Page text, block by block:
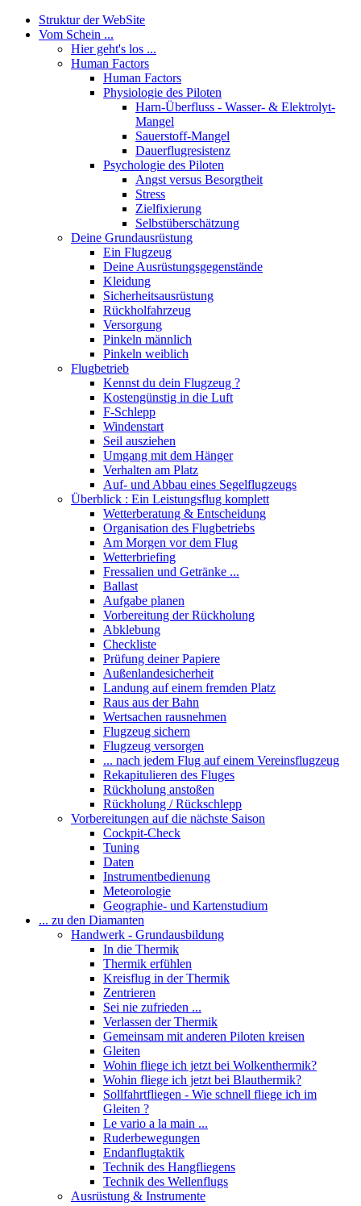
Struktur der WebSite
Vom Schein ...
Hier geht's los ...
Human Factors
Human Factors
Physiologie des Piloten
Harn-Überfluss - Wasser- & Elektrolyt-
Mangel
Sauerstoff-Mangel
Dauerflugresistenz
Psychologie des Piloten
Angst versus Besorgtheit
Stress
Zielfixierung
Selbstüberschätzung
Deine Grundausrüstung
Ein Flugzeug
Deine Ausrüstungsgegenstände
Kleidung
Sicherheitsausrüstung
Rückholfahrzeug
Versorgung
Pinkeln männlich
Pinkeln weiblich
Flugbetrieb
Kennst du dein Flugzeug ?
Kostengünstig in die Luft
F-Schlepp
Windenstart
Seil ausziehen
Umgang mit dem Hänger
Verhalten am Platz
Auf- und Abbau eines Segelflugzeugs
Überblick : Ein Leistungsflug komplett
Wetterberatung & Entscheidung
Organisation des Flugbetriebs
Am Morgen vor dem Flug
Wetterbriefing
Fressalien und Getränke ...
Ballast
Aufgabe planen
Vorbereitung der Rückholung
Abklebung
Checkliste
Prüfung deiner Papiere
Außenlandesicherheit
Landung auf einem fremden Platz
Raus aus der Bahn
Wertsachen rausnehmen
Flugzeug sichern
Flugzeug versorgen
... nach jedem Flug auf einem Vereinsflugzeug
Rekapitulieren des Fluges
Rückholung anstoßen
Rückholung / Rückschlepp
Vorbereitungen auf die nächste Saison
Cockpit-Check
Tuning
Daten
Instrumentbedienung
Meteorologie
Geographie- und Kartenstudium
... zu den Diamanten
Handwerk - Grundausbildung
In die Thermik
Thermik erfühlen
Kreisflug in der Thermik
Zentrieren
Sei nie zufrieden ...
Verlassen der Thermik
Gemeinsam mit anderen Piloten kreisen
Gleiten
Wohin fliege ich jetzt bei Wolkenthermik?
Wohin fliege ich jetzt bei Blauthermik?
Sollfahrtfliegen - Wie schnell fliege ich im
Gleiten ?
Le vario a la main ...
Ruderbewegungen
Endanflugtaktik
Technik des Hangfliegens
Technik des Wellenflugs
Ausrüstung & Instrumente